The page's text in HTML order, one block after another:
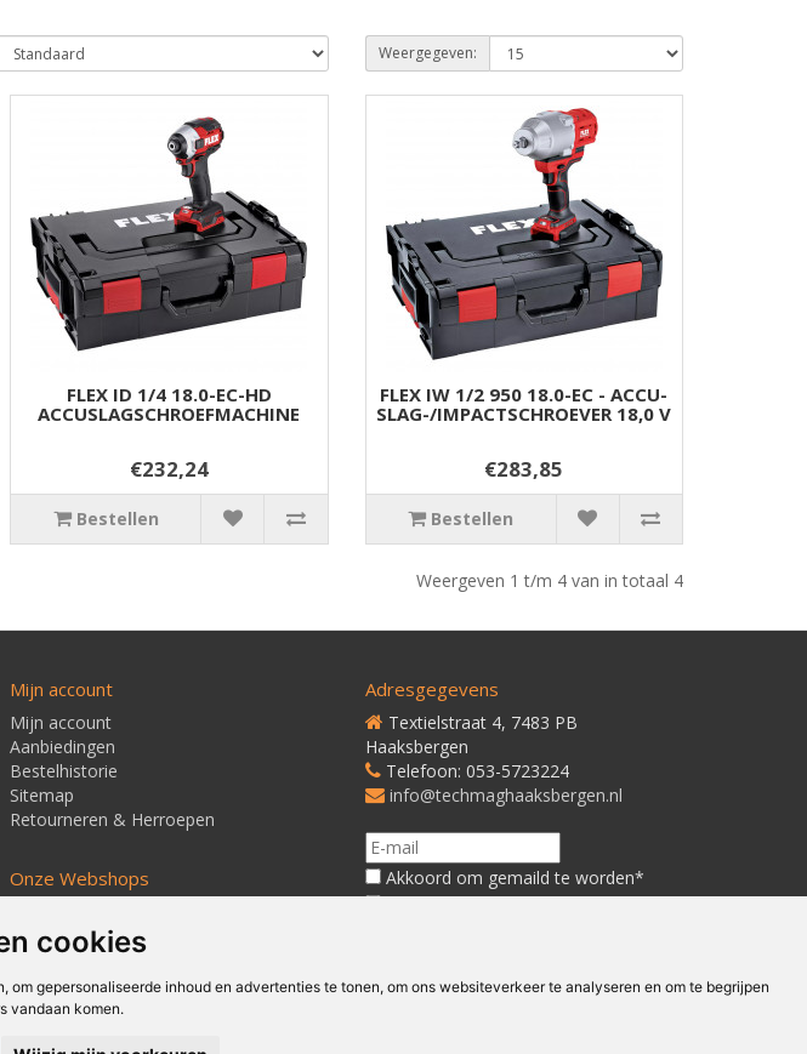
cookies
gepersonaliseerde inhoud en advertenties te tonen, om ons websiteverkeer te analyseren en om te begrijpen
vandaan komen.
Weergegeven:
FLEX ID 1/4 18.0-EC-HD
ACCUSLAGSCHROEFMACHINE
€232,24
Bestellen
FLEX IW 1/2 950 18.0-EC - ACCU-
SLAG-/IMPACTSCHROEVER 18,0 V
€283,85
Bestellen
Weergeven 1 t/m 4 van in totaal 4
Mijn account
Mijn account
Aanbiedingen
Bestelhistorie
Sitemap
Retourneren & Herroepen
Onze Webshops
Techmagshop.nl
DEvuurwerkhandel.nl
Vuurwerkstaffel.nl
Adresgegevens
Textielstraat 4, 7483 PB
Haaksbergen
Telefoon: 053-5723224
info@techmaghaaksbergen.nl
Akkoord om gemaild te worden*